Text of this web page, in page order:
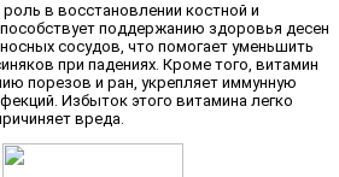
в восстановлении костной и
поддержанию здоровья десен
сосудов, что помогает уменьшить
при падениях. Кроме того, витамин
порезов и ран, укрепляет иммунную
Избыток этого витамина легко
вреда.